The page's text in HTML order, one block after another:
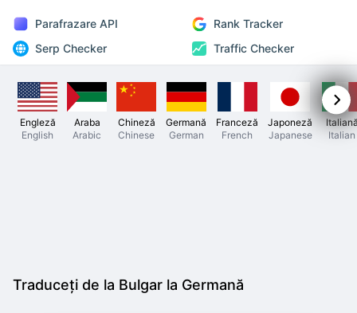
Parafrazare API
Rank Tracker
Serp Checker
Traffic Checker
Engleză
English
Araba
Arabic
Chineză
Chinese
Germană
German
Franceză
French
Japoneză
Japanese
Italian
Traduceți de la Bulgar la Germană